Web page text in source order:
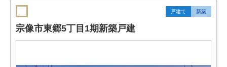
戸建て 新築
宗像市東郷5丁目1期新築戸建